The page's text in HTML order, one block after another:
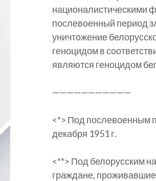
националистическими
послевоенный период
уничтожение
геноцидом в
являются геноцидом
———————————
<*> Под послевоенным
декабря 1951 г.
<**> Под белорусским
граждане,